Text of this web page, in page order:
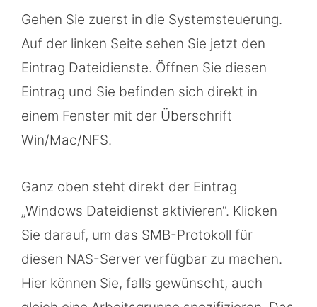
Gehen Sie zuerst in die Systemsteuerung.
Auf der linken Seite sehen Sie jetzt den
Eintrag Dateidienste. Öffnen Sie diesen
Eintrag und Sie befinden sich direkt in
einem Fenster mit der Überschrift
Win/Mac/NFS.
Ganz oben steht direkt der Eintrag
„Windows Dateidienst aktivieren“. Klicken
Sie darauf, um das SMB-Protokoll für
diesen NAS-Server verfügbar zu machen.
Hier können Sie, falls gewünscht, auch